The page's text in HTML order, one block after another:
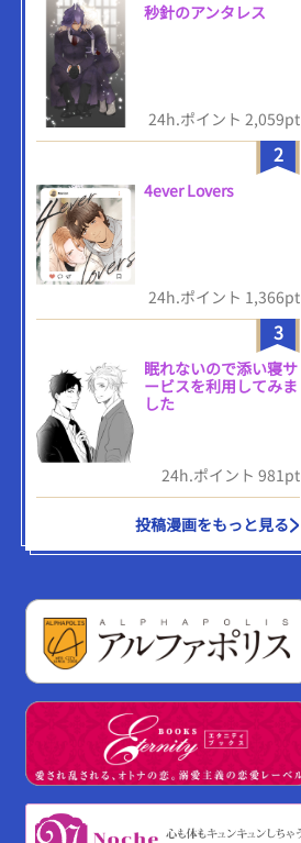
秒針のアンタレス
24h.ポイント 2,059pt
2
4ever Lovers
24h.ポイント 1,366pt
3
眠れないので添い寝サ
ービスを利用してみま
した
24h.ポイント 981pt
投稿漫画をもっと見る